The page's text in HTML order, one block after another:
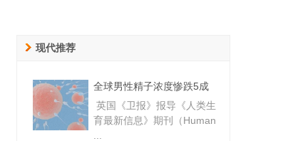
现代推荐
全球男性精子浓度惨跌5成
英国《卫报》报导《人类生
育最新信息》期刊（Human